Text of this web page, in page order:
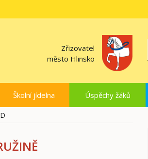
Zřizovatel
město Hlinsko
Školní jídelna Úspěchy žáků